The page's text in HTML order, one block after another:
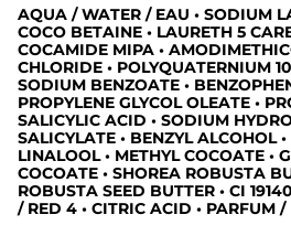
n
1
AQUA / WATER / EAU • SODIUM
COCO BETAINE • LAURETH 5
COCAMIDE MIPA •
CHLORIDE • POLYQUATERNIUM
SODIUM BENZOATE •
PROPYLENE GLYCOL OLEATE •
SALICYLIC ACID • SODIUM
SALICYLATE • BENZYL ALCOHOL
LINALOOL • METHYL COCOATE •
COCOATE • SHOREA ROBUSTA
ROBUSTA SEED BUTTER • CI
/ RED 4 • CITRIC ACID • PARFUM /